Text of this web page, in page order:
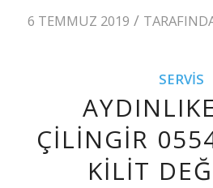
6 TEMMUZ 2019 /
SERVIS
ÇILINGIR
KILIT